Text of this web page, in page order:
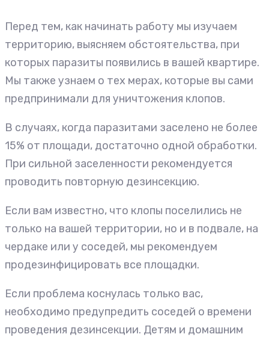
Перед тем, как начинать работу мы изучаем
территорию, выясняем обстоятельства, при
которых паразиты появились в вашей квартире.
Мы также узнаем о тех мерах, которые вы сами
предпринимали для уничтожения клопов.
В случаях, когда паразитами заселено не более
15% от площади, достаточно одной обработки.
При сильной заселенности рекомендуется
проводить повторную дезинсекцию.
Если вам известно, что клопы поселились не
только на вашей территории, но и в подвале, на
чердаке или у соседей, мы рекомендуем
продезинфицировать все площадки.
Если проблема коснулась только вас,
необходимо предупредить соседей о времени
проведения дезинсекции. Детям и домашним